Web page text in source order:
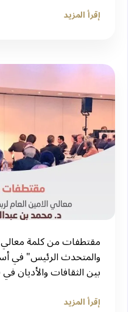
إقرأ المزيد
مقتطفات من كلمة
والمتحدث الرئيس" في
بين الثقافات والأديان في
إقرأ المزيد